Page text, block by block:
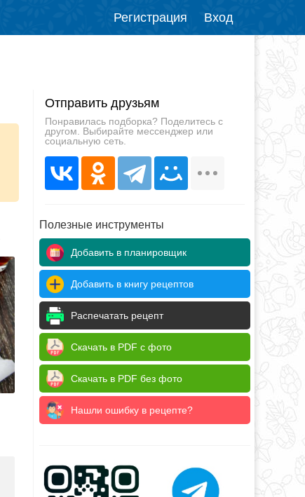
Регистрация Вход
Отправить друзьям
Понравилась подборка? Поделитесь с
другом. Выбирайте мессенджер или
социальную сеть.
Полезные инструменты
Добавить в планировщик
Добавить в книгу рецептов
Распечатать рецепт
Скачать в PDF с фото
Скачать в PDF без фото
Нашли ошибку в рецепте?